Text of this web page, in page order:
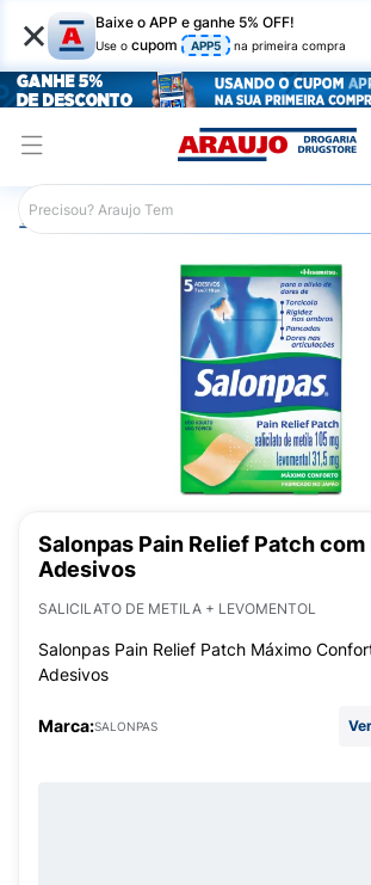
× Baixe o APP e ganhe 5% OFF!
Use o cupom APP5 na primeira compra
Araujo Medicamentos
Salonpas Pain Relief Patch com
Adesivos
SALICILATO DE METILA + LEVOMENTOL
Salonpas Pain Relief Patch Máximo
Adesivos
Marca:SALONPAS